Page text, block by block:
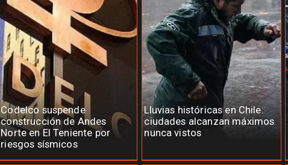
Codelco suspende
construcción de Andes
Norte en El Teniente por
riesgos sísmicos
Lluvias históricas en Chile:
ciudades alcanzan máximos
nunca vistos